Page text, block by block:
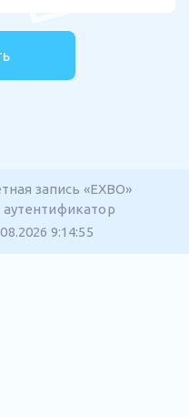
запись «EXBO»
9:14:55